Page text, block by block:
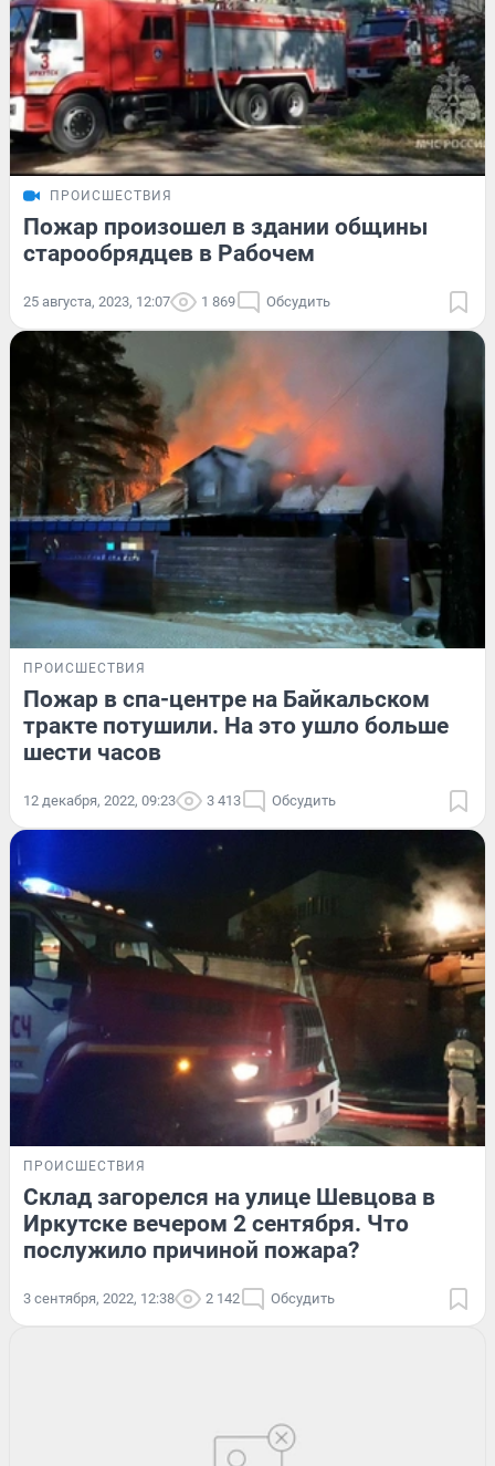
ПРОИСШЕСТВИЯ
Пожар произошел в здании общины
старообрядцев в Рабочем
25 августа, 2023, 12:07 1 869 Обсудить
ПРОИСШЕСТВИЯ
Пожар в спа-центре на Байкальском
тракте потушили. На это ушло больше
шести часов
12 декабря, 2022, 09:23 3 413 Обсудить
ПРОИСШЕСТВИЯ
Склад загорелся на улице Шевцова в
Иркутске вечером 2 сентября. Что
послужило причиной пожара?
3 сентября, 2022, 12:38 2 142 Обсудить